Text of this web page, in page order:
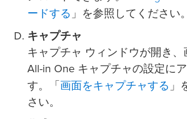
ードする 」を参照してください。
キャプチャ
キャプチャ ウィンドウが開き、
All-in One キャプチャの設定に
す。「 画面をキャプチャする 」
さい。